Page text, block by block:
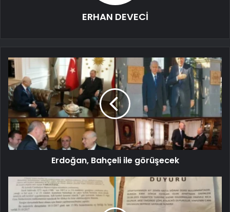
ERHAN DEVECİ
Erdoğan, Bahçeli ile görüşecek